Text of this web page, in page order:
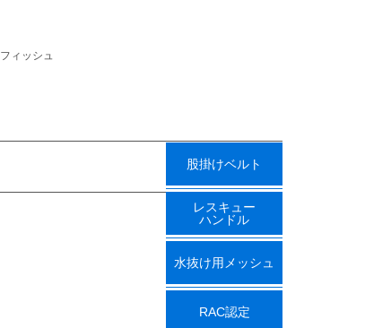
フィッシュ
股掛けベルト
レスキュー
ハンドル
水抜け用メッシュ
RAC認定